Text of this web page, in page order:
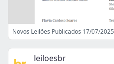
Novos Leilões Publicados 17/07/2025
leiloesbr